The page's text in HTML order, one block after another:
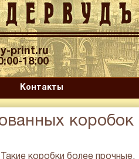
print.ru
18:00
Контакты
коробок
коробки более прочные,